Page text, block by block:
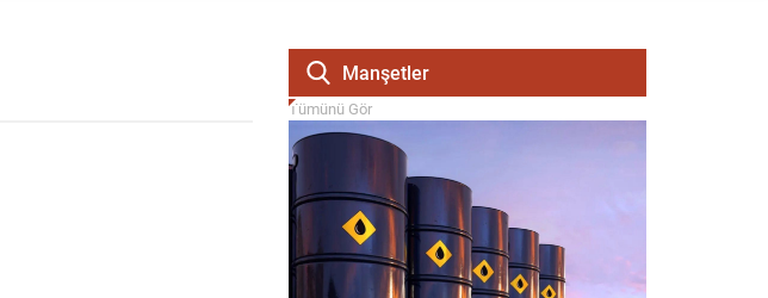
Manşetler
Tümünü Gör